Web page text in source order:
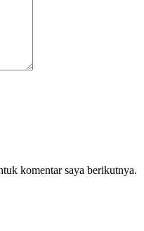
komentar saya berikutnya.